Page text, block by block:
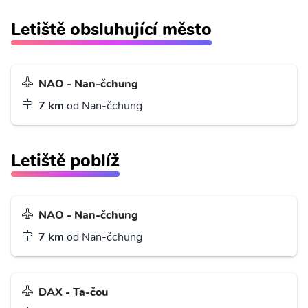
Letiště obsluhující město
NAO - Nan-čchung
7 km od Nan-čchung
Letiště poblíž
NAO - Nan-čchung
7 km od Nan-čchung
DAX - Ta-čou